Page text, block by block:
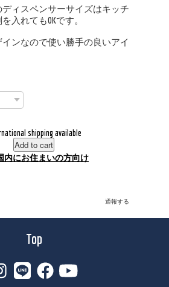
ディスペンサーサイズはキッチ
入れてもOKです。
ンなので使い勝手の良いアイ
shipping available
Add to cart
内にお住まいの方向け
通報する
Top